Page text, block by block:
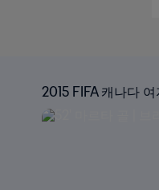
2015 FIFA 캐나다